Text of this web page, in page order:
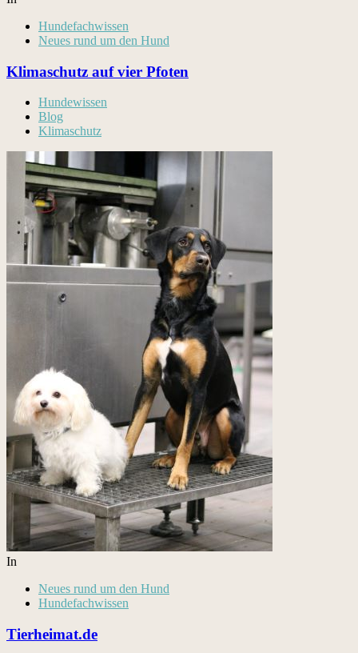
Hundefachwissen
Neues rund um den Hund
Klimaschutz auf vier Pfoten
Hundewissen
Blog
Klimaschutz
In
Neues rund um den Hund
Hundefachwissen
Tierheimat.de